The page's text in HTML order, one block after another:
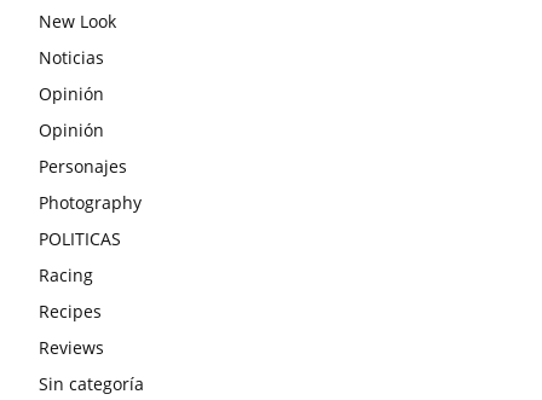
New Look
Noticias
Opinión
Opinión
Personajes
Photography
POLITICAS
Racing
Recipes
Reviews
Sin categoría